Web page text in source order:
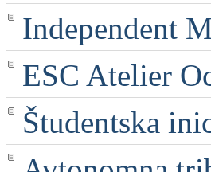
Independent
ESC Atelier
Študentska